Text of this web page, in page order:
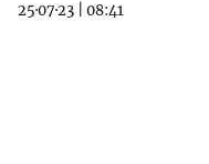
25·07·23 08:41